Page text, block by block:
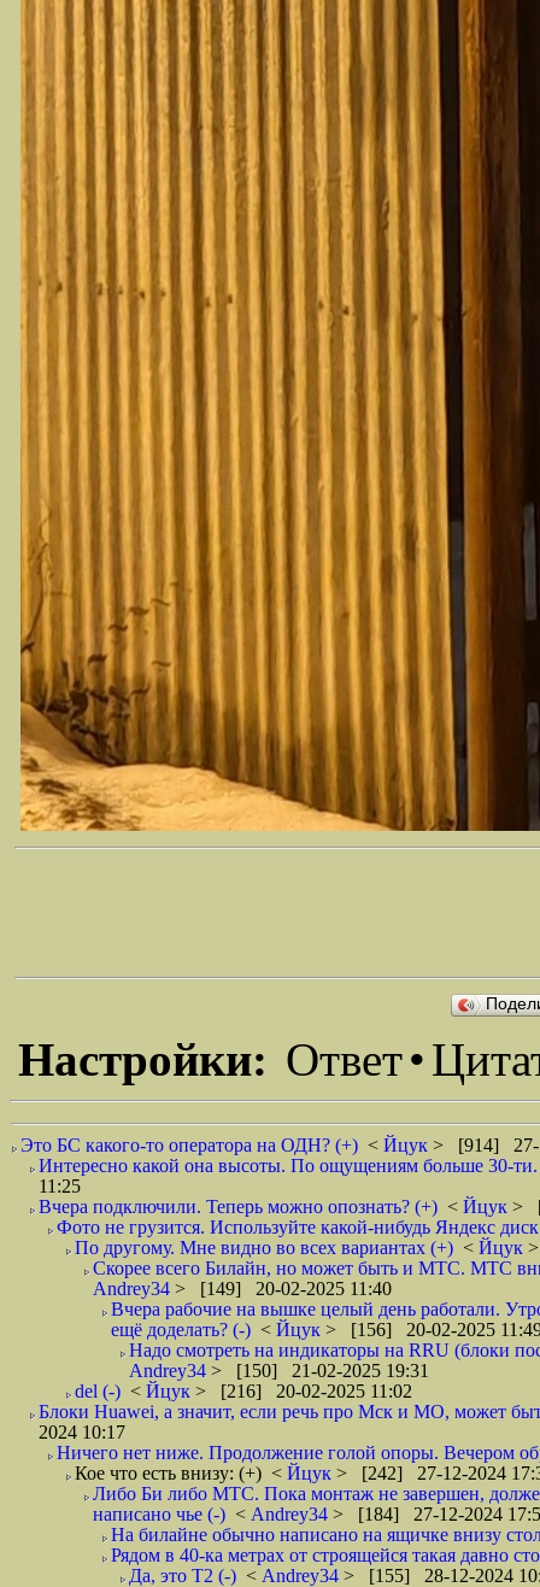
Настройки: Ответ•
Это БС какого-то оператора на ОДН? (+) < Йцук > [914] 27-
Интересно какой она высоты. По ощущениям больше 30-
11:25
Вчера подключили. Теперь можно опознать? (+) < Йцук >
Фото не грузится. Используйте какой-нибудь Яндекс
По другому. Мне видно во всех вариантах (+) < Йцук
Скорее всего Билайн, но может быть и МТС. МТС
Andrey34 > [149] 20-02-2025 11:40
Вчера рабочие на вышке целый день работали.
ещё доделать? (-) < Йцук > [156] 20-02-2025
Надо смотреть на индикаторы на RRU (блоки
Andrey34 > [150] 21-02-2025 19:31
del (-) < Йцук > [216] 20-02-2025 11:02
Блоки Huawei, а значит, если речь про Мск и МО, может
2024 10:17
Ничего нет ниже. Продолжение голой опоры. Вечером
Кое что есть внизу: (+) < Йцук > [242] 27-12-2024
Либо Би либо МТС. Пока монтаж не завершен,
написано чье (-) < Andrey34 > [184] 27-12-2024
На билайне обычно написано на ящичке внизу
Рядом в 40-ка метрах от строящейся такая давно
Да, это Т2 (-) < Andrey34 > [155] 28-12-2024